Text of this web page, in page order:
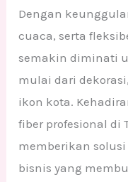
Dengan
cuaca, serta
semakin diminati
mulai dari
ikon kota.
fiber profesional di
memberikan
bisnis yang